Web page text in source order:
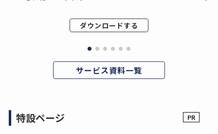
ダウンロードする
サービス資料一覧
特設ページ